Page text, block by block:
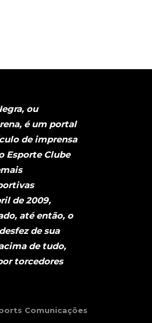
ou
é um portal
de imprensa
Esporte Clube
de 2009,
até então, o
de sua
de tudo,
torcedores
Comunicações